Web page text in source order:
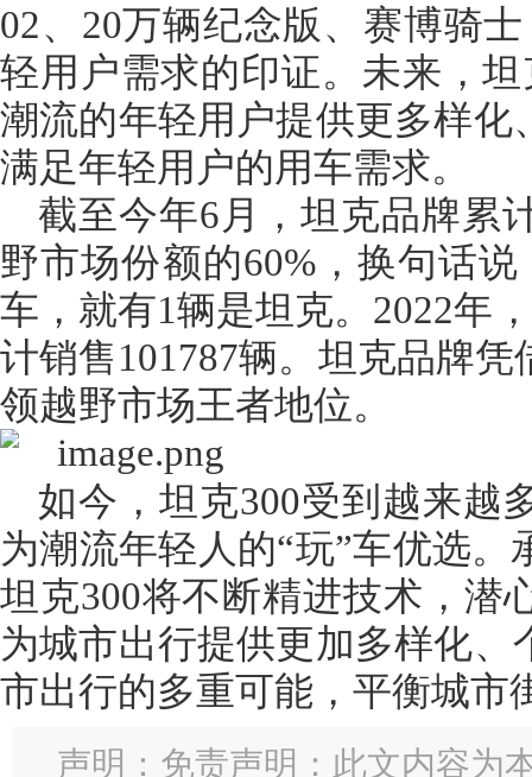
02、20万辆纪念版、赛博骑
轻用户需求的印证。未来，
潮流的年轻用户提供更多样化
满足年轻用户的用车需求。
截至今年6月，坦克品牌累
野市场份额的60%，换句话
车，就有1辆是坦克。2022年
计销售101787辆。坦克品牌
领越野市场王者地位。
如今，坦克300受到越来越
为潮流年轻人的“玩”车优选
坦克300将不断精进技术，潜
为城市出行提供更加多样化
市出行的多重可能，平衡城市
声明：免责声明：此文内容为